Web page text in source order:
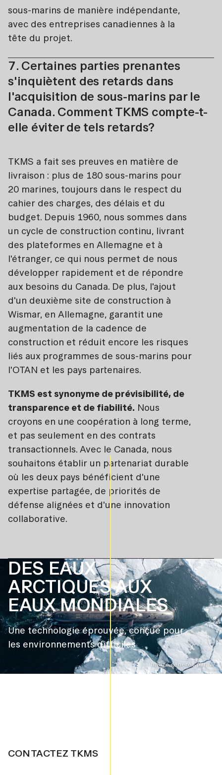
sous-marins de manière indépendante,
avec des entreprises canadiennes à la
tête du projet.
7. Certaines parties prenantes
s'inquiètent des retards dans
l'acquisition de sous-marins par le
Canada. Comment TKMS compte-t-
elle éviter de tels retards?
TKMS a fait ses preuves en matière de
livraison : plus de 180 sous-marins pour
20 marines, toujours dans le respect du
cahier des charges, des délais et du
budget. Depuis 1960, nous sommes dans
un cycle de construction continu, livrant
des plateformes en Allemagne et à
l'étranger, ce qui nous permet de nous
développer rapidement et de répondre
aux besoins du Canada. De plus, l'ajout
d'un deuxième site de construction à
Wismar, en Allemagne, garantit une
augmentation de la cadence de
construction et réduit encore les risques
liés aux programmes de sous-marins pour
l'OTAN et les pays partenaires.
TKMS est synonyme de prévisibilité, de
transparence et de fiabilité. Nous
croyons en une coopération à long terme,
et pas seulement en des contrats
transactionnels. Avec le Canada, nous
souhaitons établir un partenariat durable
où les deux pays bénéficient d'une
expertise partagée, de priorités de
défense alignées et d'une innovation
collaborative.
Image générée par IA
DES EAUX
ARCTIQUES AUX
EAUX MONDIALES
Une technologie éprouvée, conçue pour
les environnements difficiles
CONTACTEZ TKMS